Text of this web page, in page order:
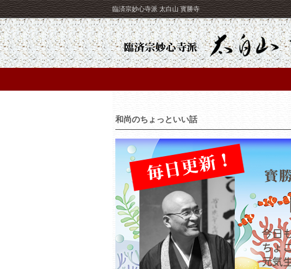
臨済宗妙心寺派 太白山 寳勝寺
和尚のちょっといい話